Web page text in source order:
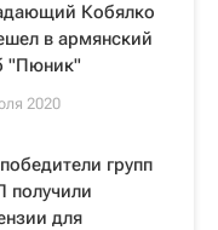
Кобялко
в армянский
"Пюник"
2020
групп
для